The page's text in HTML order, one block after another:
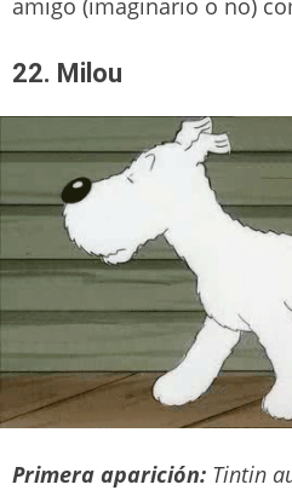
amigo (imaginario o no)
22. Milou
Primera aparición: Tintin